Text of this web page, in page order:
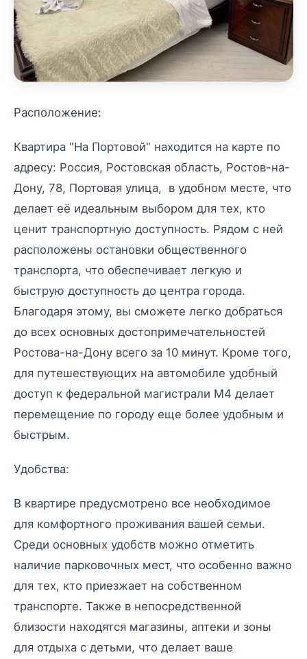
Расположение:
Квартира "На Портовой" находится на карте по
адресу: Россия, Ростовская область, Ростов-на-
Дону, 78, Портовая улица, в удобном месте, что
делает её идеальным выбором для тех, кто
ценит транспортную доступность. Рядом с ней
расположены остановки общественного
транспорта, что обеспечивает легкую и
быструю доступность до центра города.
Благодаря этому, вы сможете легко добраться
до всех основных достопримечательностей
Ростова-на-Дону всего за 10 минут. Кроме того,
для путешествующих на автомобиле удобный
доступ к федеральной магистрали М4 делает
перемещение по городу еще более удобным и
быстрым.
Удобства:
В квартире предусмотрено все необходимое
для комфортного проживания вашей семьи.
Среди основных удобств можно отметить
наличие парковочных мест, что особенно важно
для тех, кто приезжает на собственном
транспорте. Также в непосредственной
близости находятся магазины, аптеки и зоны
для отдыха с детьми, что делает ваше